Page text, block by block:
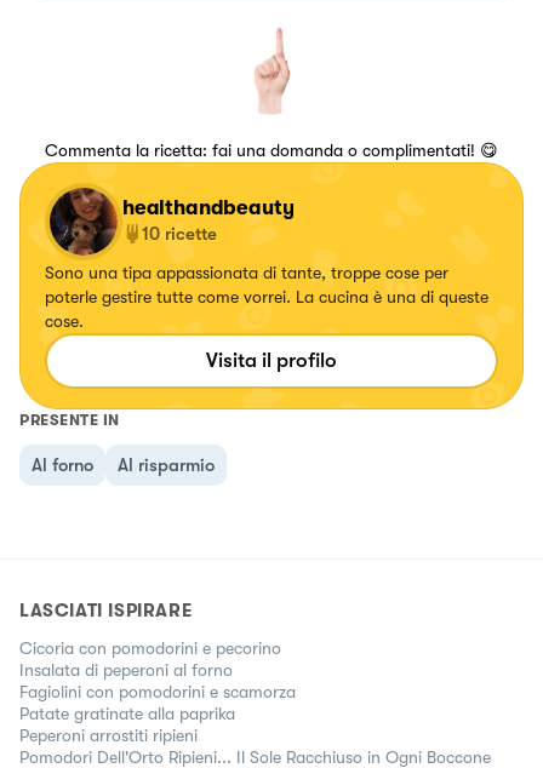
Commenta la ricetta: fai una domanda o complimentati! 😋
healthandbeauty
10 ricette
Sono una tipa appassionata di tante, troppe cose per
poterle gestire tutte come vorrei. La cucina è una di queste
cose.
Visita il profilo
PRESENTE IN
Al forno Al risparmio
LASCIATI ISPIRARE
Cicoria con pomodorini e pecorino
Insalata di peperoni al forno
Fagiolini con pomodorini e scamorza
Patate gratinate alla paprika
Peperoni arrostiti ripieni
Pomodori Dell'Orto Ripieni... Il Sole Racchiuso in Ogni Boccone